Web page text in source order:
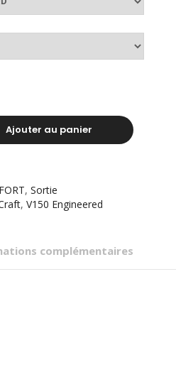
Ajouter au panier
, Sortie
, V150 Engineered
complémentaires